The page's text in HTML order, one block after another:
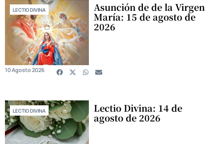
LECTIO DIVINA Asunción de de la Virgen
María: 15 de agosto de
2026
10 Agosto 2026
LECTIO DIVINA Lectio Divina: 14 de
agosto de 2026